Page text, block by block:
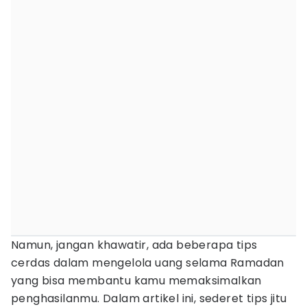
Namun, jangan khawatir, ada beberapa tips
cerdas dalam mengelola uang selama Ramadan
yang bisa membantu kamu memaksimalkan
penghasilanmu. Dalam artikel ini, sederet tips jitu